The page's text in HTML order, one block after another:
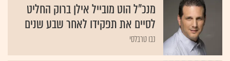
מנכ"ל הוט מובייל אילן ברוק החליט
לסיים את תפקידו לאחר שבע שנים
נבו טרבלסי